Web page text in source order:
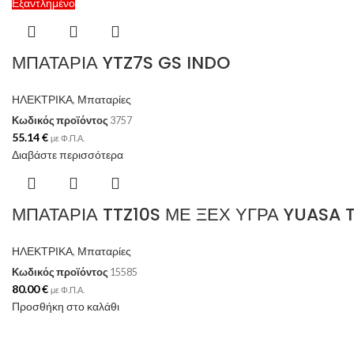
Εξαντλημένο
ΜΠΑΤΑΡΙΑ YTZ7S GS INDO
ΗΛΕΚΤΡΙΚΑ, Μπαταρίες
Κωδικός προϊόντος 3757
55.14€ με Φ.Π.Α.
Διαβάστε περισσότερα
ΜΠΑΤΑΡΙΑ TTZ10S ΜΕ ΞΕΧ ΥΓΡΑ YUASA
ΗΛΕΚΤΡΙΚΑ, Μπαταρίες
Κωδικός προϊόντος 15585
80.00€ με Φ.Π.Α.
Προσθήκη στο καλάθι